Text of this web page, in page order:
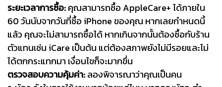
ระยะเวลาการซื้อ:คุณสามารถซื้อ AppleCare+ ได้ภายใน
60 วันนับจากวันที่ซื้อ iPhone ของคุณ หากเลยกำหนดนี้
แล้ว คุณจะไม่สามารถซื้อได้ หากเกินจากนั้นต้องซื้อกับร้าน
ตัวแทนเช่น iCare เป็นต้น แต่ต้องสภาพยังไม่มีรอยและไม่
ได้ตกกระแทกมา เงื่อนไขก็จะมากขึ่น
ตรวจสอบความคุ้มค่า:ลองพิจารณาว่าคุณเป็นคน